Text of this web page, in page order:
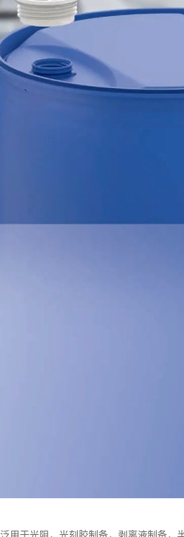
用于光阻，光刻胶制备，剥离液制备，